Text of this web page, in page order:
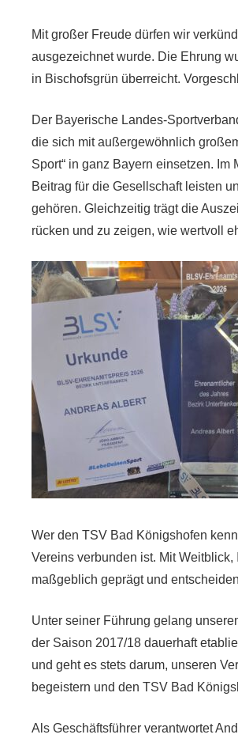
Mit großer Freude dürfen wir
ausgezeichnet wurde. Die Ehrung
in Bischofsgrün überreicht.
Der Bayerische Landes-
die sich mit außergewöhnlich
Sport“ in ganz Bayern einsetzen.
Beitrag für die Gesellschaft leisten
gehören. Gleichzeitig trägt die
rücken und zu zeigen, wie wertvoll
Wer den TSV Bad Königshofen
Vereins verbunden ist. Mit
maßgeblich geprägt und
Unter seiner Führung gelang
der Saison 2017/18 dauerhaft
und geht es stets darum, unseren
begeistern und den TSV Bad
Als Geschäftsführer verantwortet